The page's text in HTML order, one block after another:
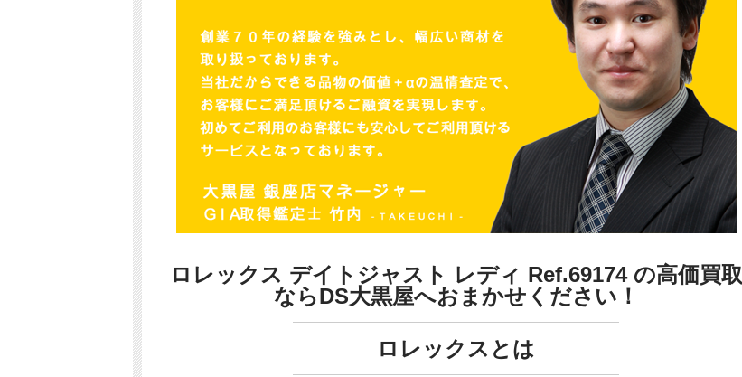
ロレックス デイトジャスト レディ Ref.69174 の高価買取
ならDS大黒屋へおまかせください！
ロレックスとは